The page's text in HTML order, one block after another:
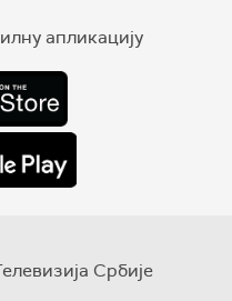
апликацију
Србије